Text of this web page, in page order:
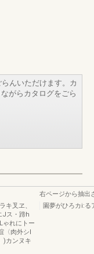
んいただけます。カ
がらカタログをごら
キ叉ヱ、
Jス・蹄h
ゃれにトー
〈肉外シI
)カンヌキ
右ページから抽出
園夢がひろカi:る